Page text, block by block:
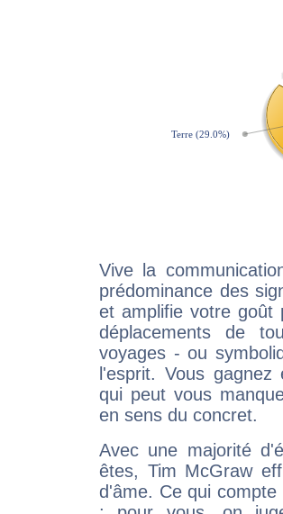
Vive la
prédominance des
et amplifie votre goût
déplacements de
voyages - ou
l'esprit. Vous
qui peut vous
en sens du concret.
Avec une majorité
êtes, Tim McGraw
d'âme. Ce qui